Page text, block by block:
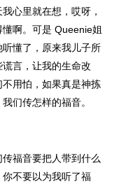
心里就在想，哎呀，
啊。可是 Queenie姐
懂了，原来我儿子所
言，让我的生命改
用怕，如果真是神拣
们传怎样的福音。
福音要把人带到什么
不要以为我听了福